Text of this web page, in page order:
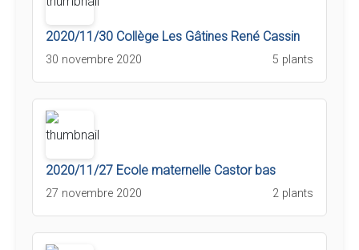
2020/11/30 Collège Les Gâtines René Cassin
30 novembre 2020 5 plants
2020/11/27 Ecole maternelle Castor bas
27 novembre 2020 2 plants